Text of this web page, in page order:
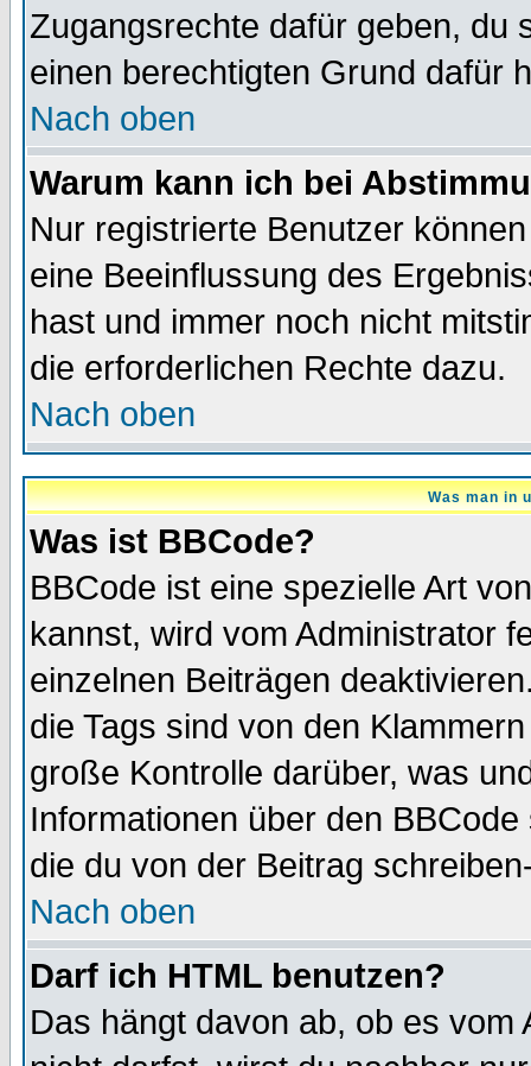
Zugangsrechte dafür geben, du
einen berechtigten Grund dafür
Nach oben
Warum kann ich bei
Nur registrierte Benutzer
eine Beeinflussung des
hast und immer noch nicht
die erforderlichen Rechte dazu.
Nach oben
Was man in
Was ist BBCode?
BBCode ist eine spezielle Art
kannst, wird vom Administrator
einzelnen Beiträgen
die Tags sind von den
große Kontrolle darüber, was
Informationen über den
die du von der Beitrag
Nach oben
Darf ich HTML benutzen?
Das hängt davon ab, ob es